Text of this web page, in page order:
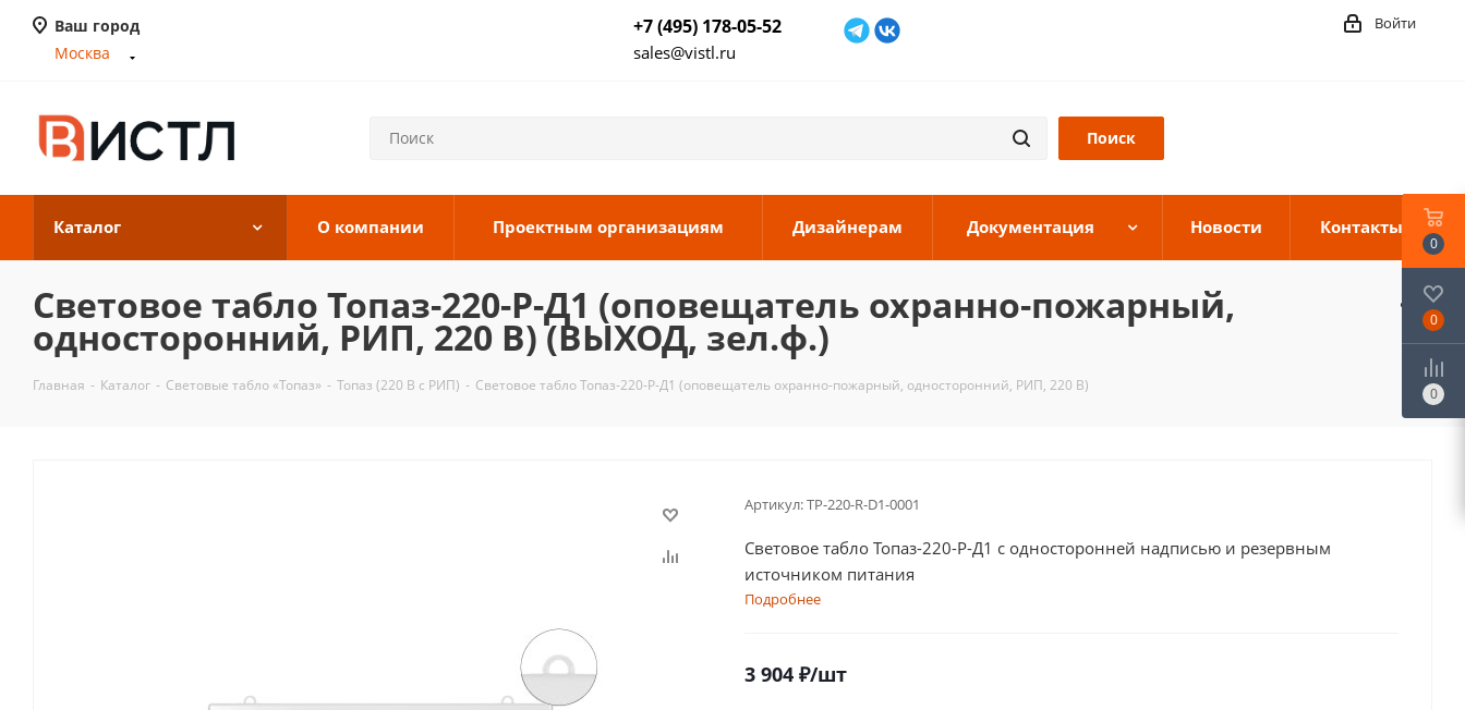
Ваш город
Москва
+7 (495) 178-05-52
sales@vistl.ru
Войти
Каталог О компании Проектным организациям Дизайнерам Документация Новости Контакты
Световое табло Топаз-220-Р-Д1 (оповещатель охранно-пожарный,
односторонний, РИП, 220 В) (ВЫХОД, зел.ф.)
Главная - Каталог - Световые табло «Топаз» - Топаз (220 В с РИП) - Световое табло Топаз-220-Р-Д1 (оповещатель охранно-пожарный, односторонний, РИП, 220 В)
Артикул:TP-220-R-D1-0001
Световое табло Топаз-220-Р-Д1 с односторонней надписью и резервным
источником питания
Подробнее
3 904 ₽/шт
0
0
0